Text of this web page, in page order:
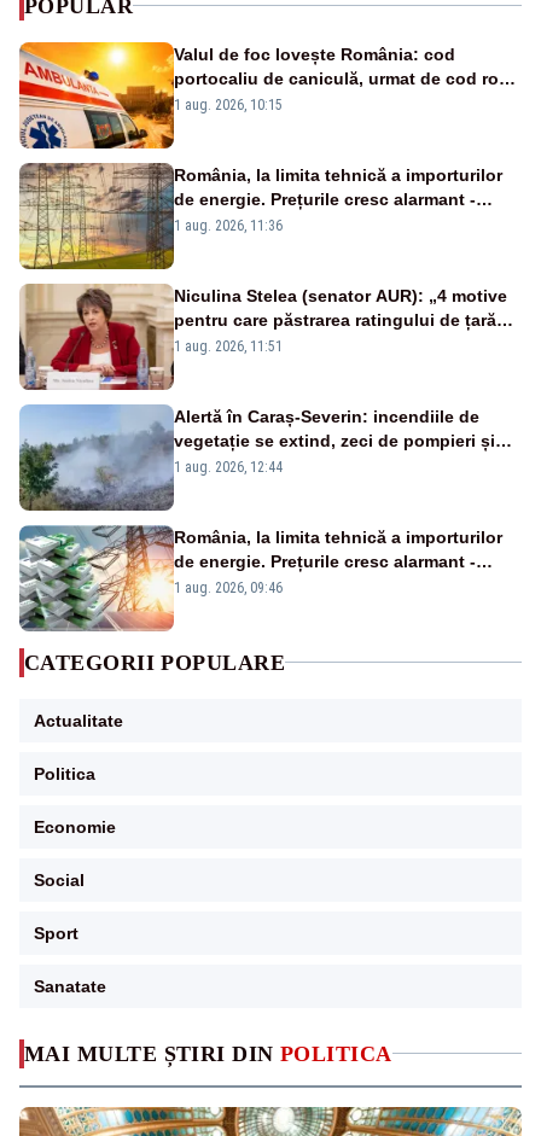
MAI MULTE ȘTIRI DIN POLITICA
POPULAR
Valul de foc lovește România: cod
portocaliu de caniculă, urmat de cod roșu
duminică. Temperaturile urcă spre 40°C
1 aug. 2026, 10:15
România, la limita tehnică a importurilor
de energie. Prețurile cresc alarmant -
Analiză Realitatea Plus
1 aug. 2026, 11:36
Niculina Stelea (senator AUR): „4 motive
pentru care păstrarea ratingului de țară
nu este o reușită pentru Guvernul
1 aug. 2026, 11:51
Alertă în Caraș-Severin: incendiile de
vegetație se extind, zeci de pompieri și
silvicultori se luptă cu flăcările - VIDEO
1 aug. 2026, 12:44
România, la limita tehnică a importurilor
de energie. Prețurile cresc alarmant -
Analiză Realitatea Plus
1 aug. 2026, 09:46
CATEGORII POPULARE
Actualitate
Politica
Economie
Social
Sport
Sanatate